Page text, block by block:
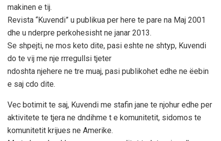
makinen e tij.
Revista “Kuvendi” u publikua per here te pare na Maj 2001
dhe u nderpre perkohesisht ne janar 2013.
Se shpejti, ne mos keto dite, pasi eshte ne shtyp, Kuvendi
do te vij me nje rrregullsi tjeter
ndoshta njehere ne tre muaj, pasi publikohet edhe ne ëebin
e saj cdo dite.
Vec botimit te saj, Kuvendi me stafin jane te njohur edhe per
aktivitete te tjera ne dndihme t e komunitetit, sidomos te
komunitetit krijues ne Amerike.